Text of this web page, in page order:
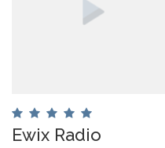
Ewix Radio